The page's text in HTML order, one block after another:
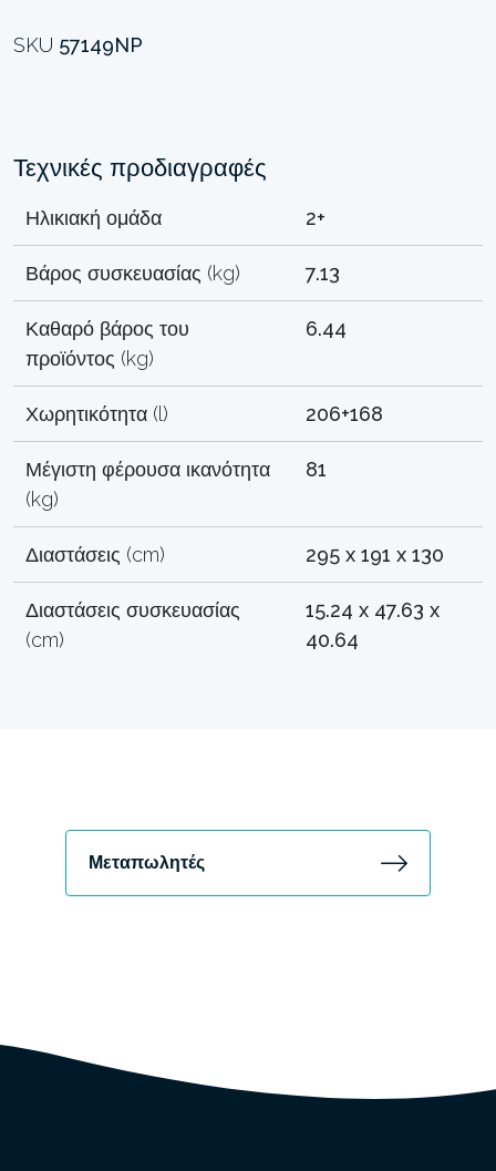
SKU 57149NP
Τεχνικές προδιαγραφές
Ηλικιακή ομάδα 2+
Βάρος συσκευασίας (kg) 7.13
Καθαρό βάρος του
προϊόντος (kg)
6.44
Χωρητικότητα (l) 206+168
Μέγιστη φέρουσα ικανότητα
(kg)
81
Διαστάσεις (cm) 295 x 191 x 130
Διαστάσεις συσκευασίας
(cm)
15.24 x 47.63 x
40.64
Μεταπωλητές